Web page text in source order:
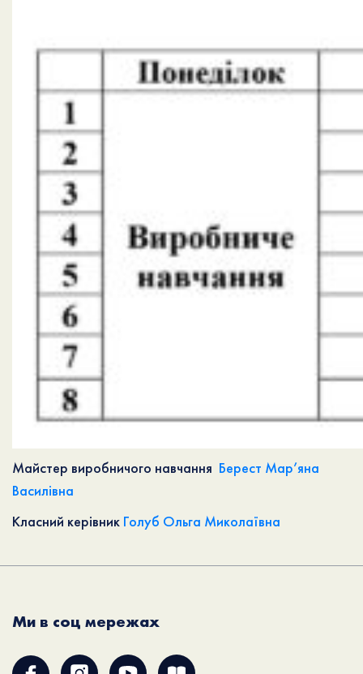
Майстер виробничого навчання Берест Мар’яна
Василівна
Класний керівник Голуб Ольга Миколаївна
Ми в соц мережах